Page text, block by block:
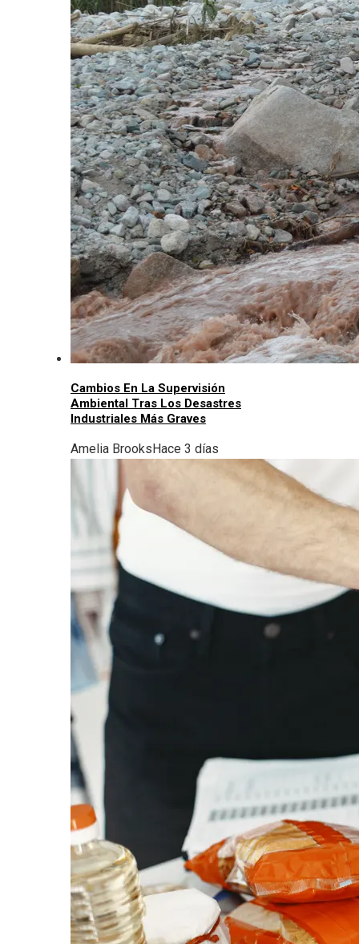
Cambios En La Supervisión
Ambiental Tras Los Desastres
Industriales Más Graves
Amelia BrooksHace 3 días